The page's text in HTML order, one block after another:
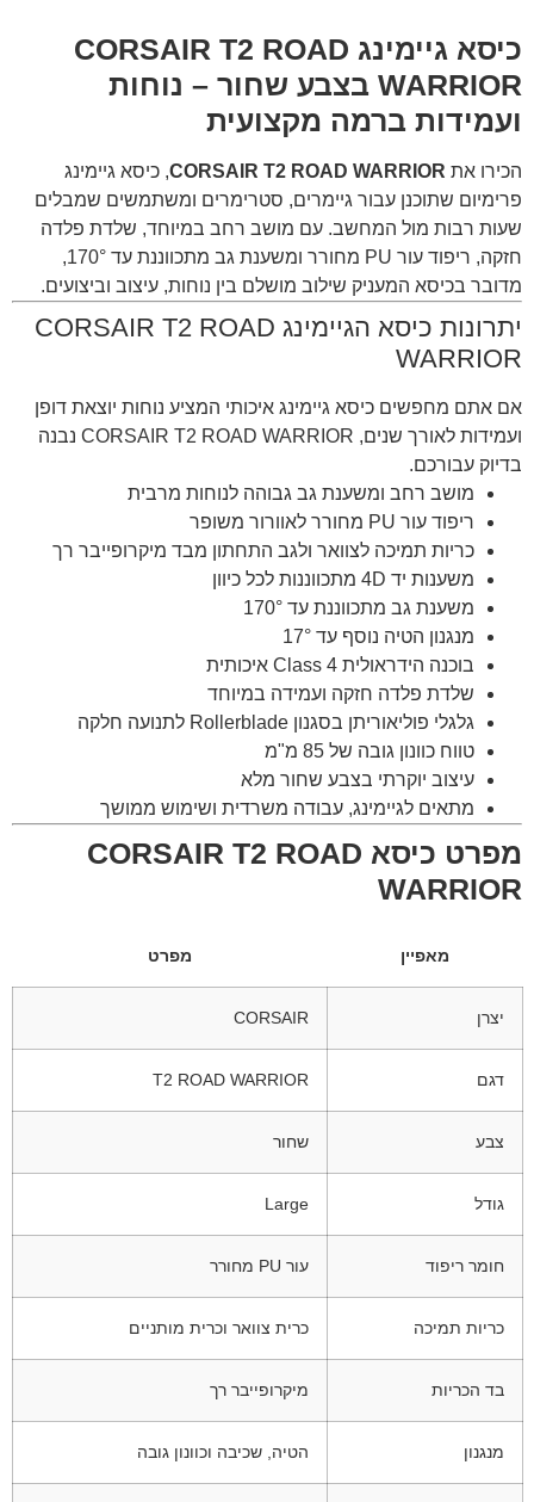
כיסא גיימינג CORSAIR T2 ROAD
WARRIOR בצבע שחור – נוחות
ועמידות ברמה מקצועית
הכירו את CORSAIR T2 ROAD WARRIOR, כיסא גיימינג
פרימיום שתוכנן עבור גיימרים, סטרימרים ומשתמשים שמבלים
שעות רבות מול המחשב. עם מושב רחב במיוחד, שלדת פלדה
חזקה, ריפוד עור PU מחורר ומשענת גב מתכווננת עד 170°,
מדובר בכיסא המעניק שילוב מושלם בין נוחות, עיצוב וביצועים.
יתרונות כיסא הגיימינג CORSAIR T2 ROAD
WARRIOR
אם אתם מחפשים כיסא גיימינג איכותי המציע נוחות יוצאת דופן
ועמידות לאורך שנים, CORSAIR T2 ROAD WARRIOR נבנה
בדיוק עבורכם.
מושב רחב ומשענת גב גבוהה לנוחות מרבית
ריפוד עור PU מחורר לאוורור משופר
כריות תמיכה לצוואר ולגב התחתון מבד מיקרופייבר רך
משענות יד 4D מתכווננות לכל כיוון
משענת גב מתכווננת עד 170°
מנגנון הטיה נוסף עד 17°
בוכנה הידראולית Class 4 איכותית
שלדת פלדה חזקה ועמידה במיוחד
גלגלי פוליאוריתן בסגנון Rollerblade לתנועה חלקה
טווח כוונון גובה של 85 מ"מ
עיצוב יוקרתי בצבע שחור מלא
מתאים לגיימינג, עבודה משרדית ושימוש ממושך
מפרט כיסא CORSAIR T2 ROAD
WARRIOR
מאפיין מפרט
יצרן CORSAIR
דגם T2 ROAD WARRIOR
צבע שחור
גודל Large
חומר ריפוד עור PU מחורר
כריות תמיכה כרית צוואר וכרית מותניים
בד הכריות מיקרופייבר רך
מנגנון הטיה, שכיבה וכוונון גובה